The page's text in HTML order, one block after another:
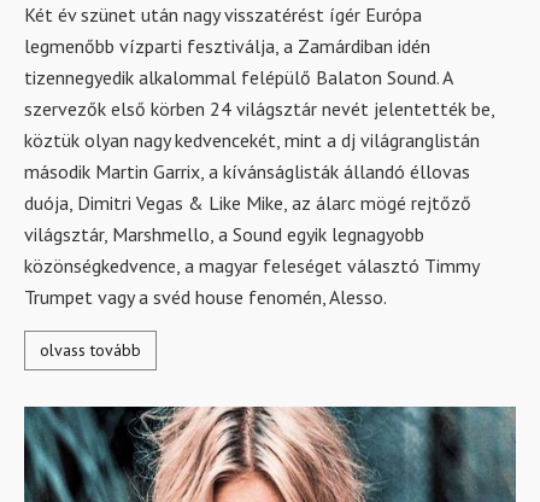
Két év szünet után nagy visszatérést ígér Európa
legmenőbb vízparti fesztiválja, a Zamárdiban idén
tizennegyedik alkalommal felépülő Balaton Sound. A
szervezők első körben 24 világsztár nevét jelentették be,
köztük olyan nagy kedvencekét, mint a dj világranglistán
második Martin Garrix, a kívánságlisták állandó éllovas
duója, Dimitri Vegas & Like Mike, az álarc mögé rejtőző
világsztár, Marshmello, a Sound egyik legnagyobb
közönségkedvence, a magyar feleséget választó Timmy
Trumpet vagy a svéd house fenomén, Alesso.
olvass tovább